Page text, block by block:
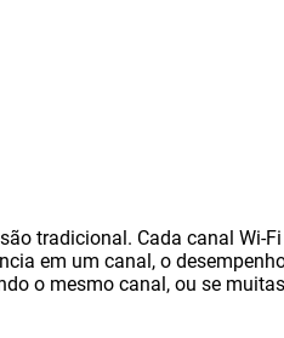
tradicional. Cada canal Wi-
em um canal, o
o mesmo canal, ou se